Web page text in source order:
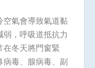
氣會導致氣道黏
，呼吸道抵抗力
在冬天將門窗緊
病毒、腺病毒、副